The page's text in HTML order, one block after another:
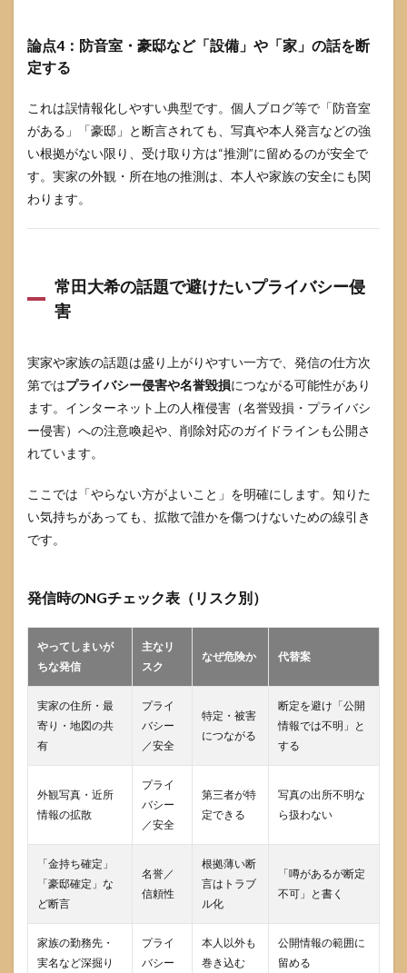
論点4：防音室・豪邸など「設備」や「家」の話を断
定する
これは誤情報化しやすい典型です。個人ブログ等で「防音室
がある」「豪邸」と断言されても、写真や本人発言などの強
い根拠がない限り、受け取り方は“推測”に留めるのが安全で
す。実家の外観・所在地の推測は、本人や家族の安全にも関
わります。
常田大希の話題で避けたいプライバシー侵
害
実家や家族の話題は盛り上がりやすい一方で、発信の仕方次
第ではプライバシー侵害や名誉毀損につながる可能性があり
ます。インターネット上の人権侵害（名誉毀損・プライバシ
ー侵害）への注意喚起や、削除対応のガイドラインも公開さ
れています。
ここでは「やらない方がよいこと」を明確にします。知りた
い気持ちがあっても、拡散で誰かを傷つけないための線引き
です。
発信時のNGチェック表（リスク別）
やってしまいが
ちな発信
主なリ
スク
なぜ危険か 代替案
実家の住所・最
寄り・地図の共
有
プライ
バシー
／安全
特定・被害
につながる
断定を避け「公開
情報では不明」と
する
外観写真・近所
情報の拡散
プライ
バシー
／安全
第三者が特
定できる
写真の出所不明な
ら扱わない
「金持ち確定」
「豪邸確定」な
ど断言
名誉／
信頼性
根拠薄い断
言はトラブ
ル化
「噂があるが断定
不可」と書く
家族の勤務先・
実名など深掘り
プライ
バシー
本人以外も
巻き込む
公開情報の範囲に
留める